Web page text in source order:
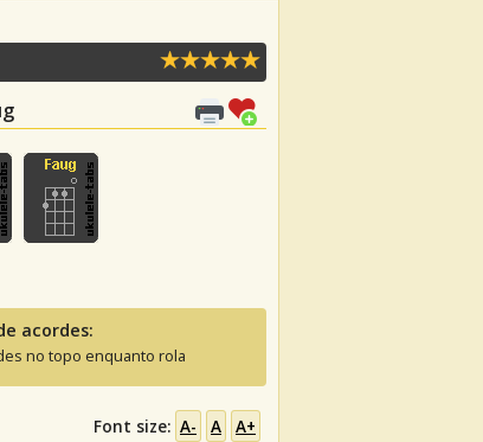
acordes:
no topo enquanto rola
Font size: A- A A+